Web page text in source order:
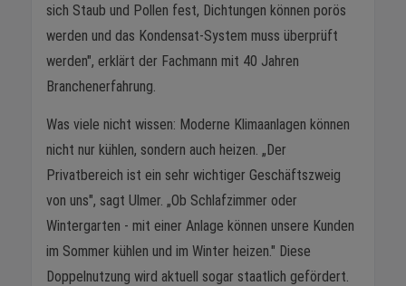
sich Staub und Pollen fest, Dichtungen können porös
werden und das Kondensat-System muss überprüft
werden", erklärt der Fachmann mit 40 Jahren
Branchenerfahrung.
Was viele nicht wissen: Moderne Klimaanlagen können
nicht nur kühlen, sondern auch heizen. „Der
Privatbereich ist ein sehr wichtiger Geschäftszweig
von uns", sagt Ulmer. „Ob Schlafzimmer oder
Wintergarten - mit einer Anlage können unsere Kunden
im Sommer kühlen und im Winter heizen." Diese
Doppelnutzung wird aktuell sogar staatlich gefördert.